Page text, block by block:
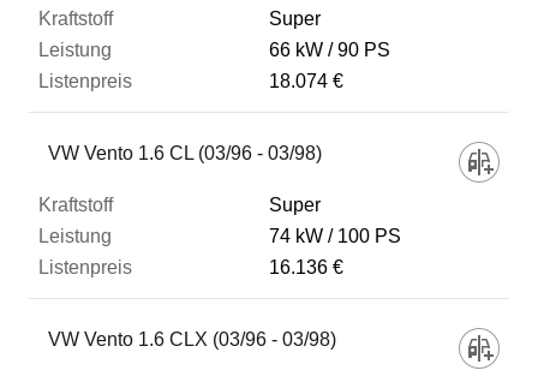
Super
66 kW
90 PS
18.074 €
VW Vento 1.6 CL (03/96 - 03/98)
Super
74 kW
100 PS
16.136 €
VW Vento 1.6 CLX (03/96 - 03/98)